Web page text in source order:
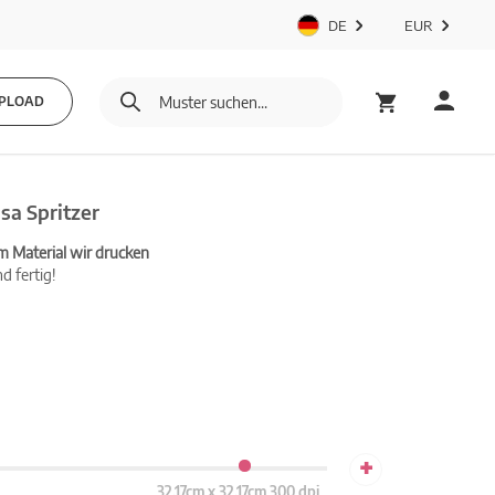
DE EUR
Spritzer
Material wir drucken
fertig!
+